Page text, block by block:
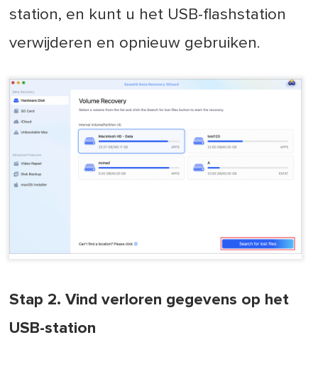
station, en kunt u het USB-flashstation
verwijderen en opnieuw gebruiken.
Stap 2. Vind verloren gegevens op het
USB-station